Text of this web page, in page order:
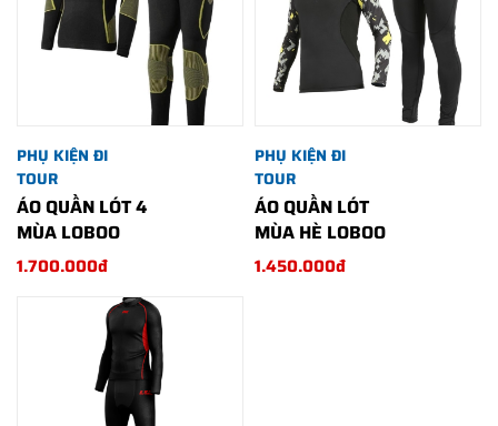
PHỤ KIỆN ĐI
TOUR
ÁO QUẦN LÓT 4
MÙA LOBOO
1.700.000đ
PHỤ KIỆN ĐI
TOUR
ÁO QUẦN LÓT
MÙA HÈ LOBOO
1.450.000đ